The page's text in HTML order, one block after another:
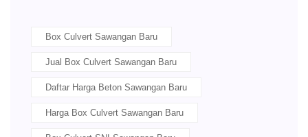
Box Culvert Sawangan Baru
Jual Box Culvert Sawangan Baru
Daftar Harga Beton Sawangan Baru
Harga Box Culvert Sawangan Baru